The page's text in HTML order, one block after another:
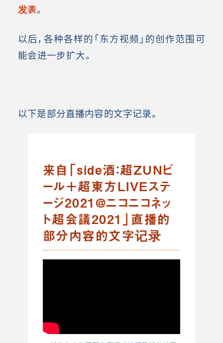
发表。
以后，各种各样的「东方视频」的创作范围可
能会进一步扩大。
以下是部分直播内容的文字记录。
来自「side酒：超ZUNビ
ール＋超東方LIVEステ
ージ2021@ニコニコネッ
ト超会議2021」直播的
部分内容的文字记录